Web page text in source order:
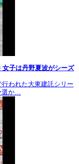
子は丹野夏波がシーズ
われた大東建託シリー
か…